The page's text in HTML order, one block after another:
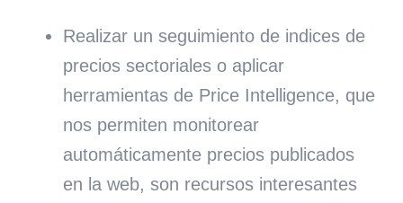
Realizar un seguimiento de indices de
precios sectoriales o aplicar
herramientas de Price Intelligence, que
nos permiten monitorear
automáticamente precios publicados
en la web, son recursos interesantes